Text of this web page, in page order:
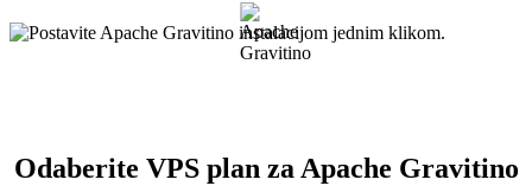
Odaberite VPS plan za Apache Gravitino